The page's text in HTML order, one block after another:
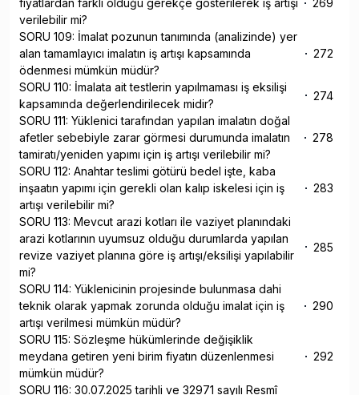
fiyatlardan farklı olduğu gerekçe gösterilerek iş artışı
verilebilir mi?
269
SORU 109: İmalat pozunun tanımında (analizinde) yer
alan tamamlayıcı imalatın iş artışı kapsamında
ödenmesi mümkün müdür?
272
SORU 110: İmalata ait testlerin yapılmaması iş eksilişi
kapsamında değerlendirilecek midir?
274
SORU 111: Yüklenici tarafından yapılan imalatın doğal
afetler sebebiyle zarar görmesi durumunda imalatın
tamiratı/yeniden yapımı için iş artışı verilebilir mi?
278
SORU 112: Anahtar teslimi götürü bedel işte, kaba
inşaatın yapımı için gerekli olan kalıp iskelesi için iş
artışı verilebilir mi?
283
SORU 113: Mevcut arazi kotları ile vaziyet planındaki
arazi kotlarının uyumsuz olduğu durumlarda yapılan
revize vaziyet planına göre iş artışı/eksilişi yapılabilir
mi?
285
SORU 114: Yüklenicinin projesinde bulunmasa dahi
teknik olarak yapmak zorunda olduğu imalat için iş
artışı verilmesi mümkün müdür?
290
SORU 115: Sözleşme hükümlerinde değişiklik
meydana getiren yeni birim fiyatın düzenlenmesi
mümkün müdür?
292
SORU 116: 30.07.2025 tarihli ve 32971 sayılı Resmî